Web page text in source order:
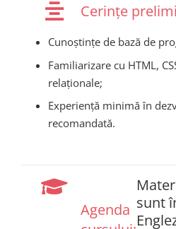
Cerințe
Cunoștințe de bază de
Familiarizare cu HTML,
relaționale;
Experiență minimă în
recomandată.
Agenda sunt